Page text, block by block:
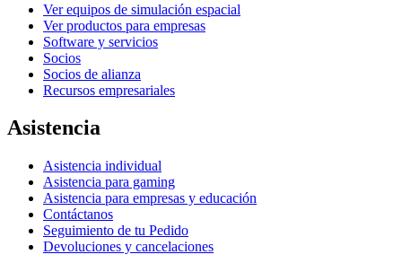
Ver equipos de simulación espacial
Ver productos para empresas
Software y servicios
Socios
Socios de alianza
Recursos empresariales
Asistencia
Asistencia individual
Asistencia para gaming
Asistencia para empresas y educación
Contáctanos
Seguimiento de tu Pedido
Devoluciones y cancelaciones